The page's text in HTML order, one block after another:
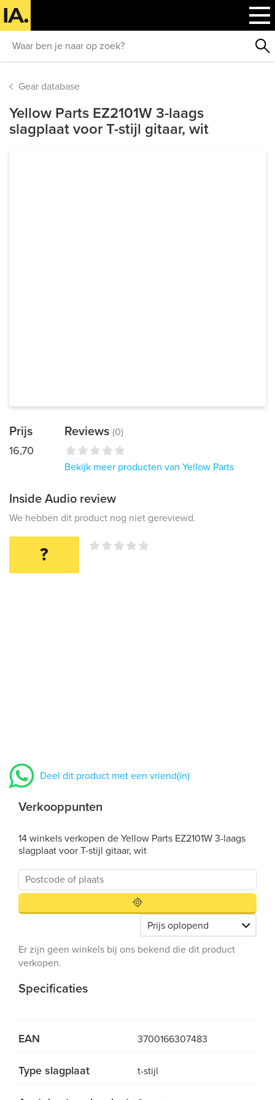
Gear database
Yellow Parts EZ2101W 3-laags
slagplaat voor T-stijl gitaar, wit
Prijs
16,70
Reviews (0)
Bekijk meer producten van Yellow Parts
Inside Audio review
We hebben dit product nog niet gereviewd.
?
Deel dit product met een vriend(in)
Verkooppunten
14 winkels verkopen de Yellow Parts EZ2101W 3-laags
slagplaat voor T-stijl gitaar, wit
Er zijn geen winkels bij ons bekend die dit product
verkopen.
Specificaties
EAN 3700166307483
Type slagplaat t-stijl